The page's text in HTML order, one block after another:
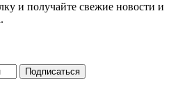
и получайте свежие новости и